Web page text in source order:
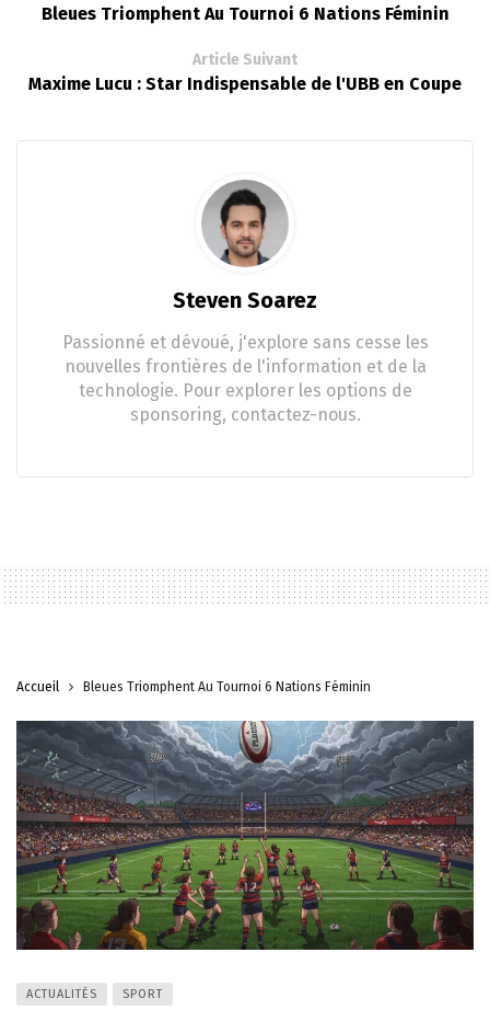
Bleues Triomphent Au Tournoi 6 Nations Féminin
Article Suivant
Maxime Lucu : Star Indispensable de l'UBB en Coupe
Steven Soarez
Passionné et dévoué, j'explore sans cesse les
nouvelles frontières de l'information et de la
technologie. Pour explorer les options de
sponsoring, contactez-nous.
Accueil Bleues Triomphent Au Tournoi 6 Nations Féminin
ACTUALITÉS SPORT